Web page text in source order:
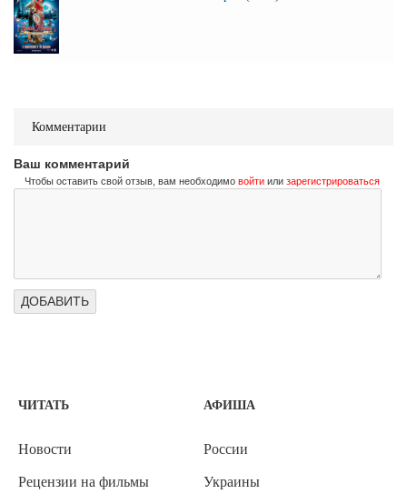
Комментарии
Ваш комментарий
Чтобы оставить свой отзыв, вам необходимо войти или зарегистрироваться
ЧИТАТЬ
Новости
Рецензии на фильмы
АФИША
России
Украины